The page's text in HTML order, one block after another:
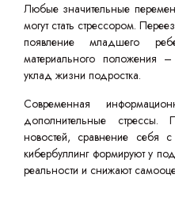
Любые значительные
могут стать стрессором.
появление младшего
материального положения
уклад жизни подростка.
Современная
дополнительные стрессы.
новостей, сравнение себя
кибербуллинг формируют у
реальности и снижают